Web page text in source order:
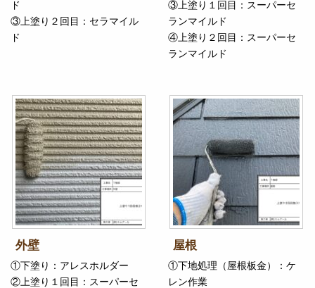
ド
③上塗り２回目：セラマイル
ド
③上塗り１回目：スーパーセ
ランマイルド
④上塗り２回目：スーパーセ
ランマイルド
外壁
①下塗り：アレスホルダー
②上塗り１回目：スーパーセ
屋根
①下地処理（屋根板金）：ケ
レン作業